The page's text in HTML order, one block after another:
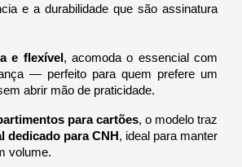
e a durabilidade que são assinatura
e flexível , acomoda o essencial com
— perfeito para quem prefere um
abrir mão de praticidade.
para cartões, o modelo traz
dedicado para CNH , ideal para manter
volume.